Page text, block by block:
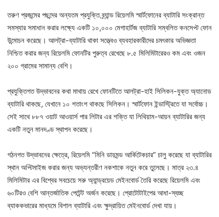
তরুণ প্রজন্মের পছন্দের অন্যতম প্রযুক্তি ব্র্যান্ড রিয়েলমি স্মার্টফোনের ব্যাটারি সংক্রান্ত
সমস্যার সমাধান করার লক্ষ্যে একটি ১০,০০০ মেগাহার্টজ ব্যাটারি সম্বলিত কনসেপ্ট ফোন
উন্মোচন করেছে। আলট্রা-ব্যাটারি থাকা সত্ত্বেও ব্যবহারকারীদের চমৎকার অভিজ্ঞতা
নিশ্চিত করার জন্য রিয়েলমি ফোনটির পুরুত্ব রেখেছে ৮.৫ মিলিমিটারেরও কম এবং ওজন
২০০ গ্রামের সামান্য বেশি।
প্রযুক্তিগত উদ্ভাবনের কথা মাথায় রেখে ফোনটিতে আলট্রা-হাই সিলিকন-যুক্ত অ্যানোড
ব্যাটারি থাকছে, যেখানে ১০ শতাংশ থাকছে সিলিকন। স্মার্টফোন ইন্ডাস্ট্রিতে যা সর্বোচ্চ।
সেই সাথে ৮৮৭ ওয়াট আওয়ার্স পার লিটার এর শক্তি যা লিথিয়াম-আয়ন ব্যাটারির জন্য
একটি নতুন মানদণ্ড স্থাপন করেছে।
গঠনগত উদ্ভাবনের ক্ষেত্রে, রিয়েলমি “মিনি ডায়মন্ড আর্কিটেকচার” চালু করেছে যা ব্যাটারির
স্থান অপ্টিমাইজ করার জন্য অভ্যন্তরীণ নকশাকে নতুন করে তুলেছে। মাত্র ২৩.৪
মিলিমিটার এর বিশ্বের সবচেয়ে সরু অ্যান্ড্রয়েড মেইনবোর্ড তৈরি করেছে রিয়েলমি এবং
৬০টিরও বেশি আন্তর্জাতিক পেটেন্ট অর্জন করেছে। প্রোটোটাইপের আধা-স্বচ্ছ
ব্যাককভারের মাধ্যমে বিশাল ব্যাটারি এবং ক্ষুদ্রায়িত মেইনবোর্ড দেখা যায়।